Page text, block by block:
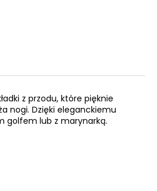
z przodu, które pięknie
nogi. Dzięki eleganckiemu
golfem lub z marynarką.